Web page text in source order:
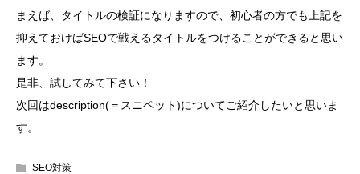
まえば、タイトルの検証になりますので、初心者の方でも上記を
抑えておけばSEOで戦えるタイトルをつけることができると思い
ます。
是非、試してみて下さい！
次回はdescription(＝スニペット)についてご紹介したいと思いま
す。
SEO対策